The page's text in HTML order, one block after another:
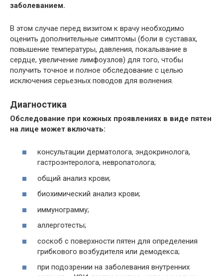
заболеванием.
В этом случае перед визитом к врачу необходимо
оценить дополнительные симптомы (боли в суставах,
повышение температуры, давления, покалывание в
сердце, увеличение лимфоузлов) для того, чтобы
получить точное и полное обследование с целью
исключения серьезных поводов для волнения.
Диагностика
Обследование при кожных проявлениях в виде пятен
на лице может включать:
консультации дерматолога, эндокринолога,
гастроэнтеролога, невропатолога;
общий анализ крови;
биохимический анализ крови;
иммунограмму;
аллерготесты;
соскоб с поверхности пятен для определения
грибкового возбудителя или демодекса;
при подозрении на заболевания внутренних